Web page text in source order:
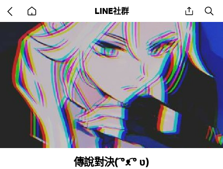
back
to
home
LINE社群 share
傳說對決( ͡°ᴥ ͡° ʋ)